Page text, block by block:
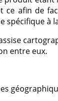
ce afin de
spécifique à
entre eux.